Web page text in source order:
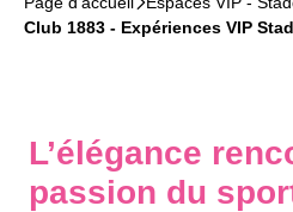
Club 1883 - Expériences VIP
L’élégance
passion du